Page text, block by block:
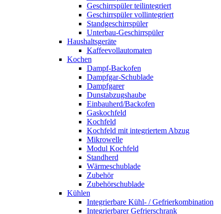
Geschirrspüler teilintegriert
Geschirrspüler vollintegriert
Standgeschirrspüler
Unterbau-Geschirrspüler
Haushaltsgeräte
Kaffeevollautomaten
Kochen
Dampf-Backofen
Dampfgar-Schublade
Dampfgarer
Dunstabzugshaube
Einbauherd/Backofen
Gaskochfeld
Kochfeld
Kochfeld mit integriertem Abzug
Mikrowelle
Modul Kochfeld
Standherd
Wärmeschublade
Zubehör
Zubehörschublade
Kühlen
Integrierbare Kühl- / Gefrierkombination
Integrierbarer Gefrierschrank